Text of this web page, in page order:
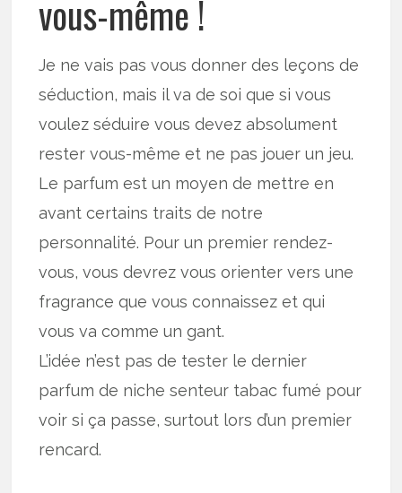
vous-même !
Je ne vais pas vous donner des leçons de
séduction, mais il va de soi que si vous
voulez séduire vous devez absolument
rester vous-même et ne pas jouer un jeu.
Le parfum est un moyen de mettre en
avant certains traits de notre
personnalité. Pour un premier rendez-
vous, vous devrez vous orienter vers une
fragrance que vous connaissez et qui
vous va comme un gant.
L’idée n’est pas de tester le dernier
parfum de niche senteur tabac fumé pour
voir si ça passe, surtout lors d’un premier
rencard.